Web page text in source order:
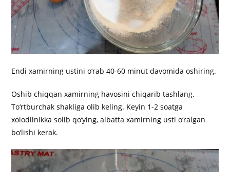
Endi xamirning ustini o‘rab 40-60 minut davomida oshiring.
Oshib chiqqan xamirning havosini chiqarib tashlang.
To‘rtburchak shakliga olib keling. Keyin 1-2 soatga
xolodilnikka solib qo‘ying, albatta xamirning usti o‘ralgan
bo‘lishi kerak.